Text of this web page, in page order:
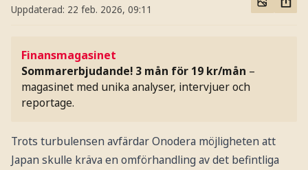
Uppdaterad: 22 feb. 2026, 09:11
Finansmagasinet
Sommarerbjudande! 3 mån för 19 kr/mån –
magasinet med unika analyser, intervjuer och
reportage.
Trots turbulensen avfärdar Onodera möjligheten att
Japan skulle kräva en omförhandling av det befintliga